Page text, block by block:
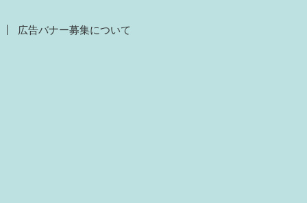
広告バナー募集について